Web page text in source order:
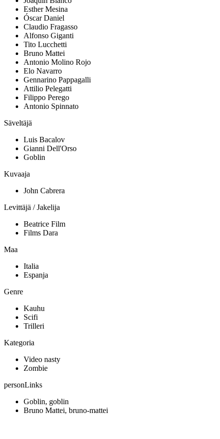
Esther Mesina
Óscar Daniel
Claudio Fragasso
Alfonso Giganti
Tito Lucchetti
Bruno Mattei
Antonio Molino Rojo
Elo Navarro
Gennarino Pappagalli
Attilio Pelegatti
Filippo Perego
Antonio Spinnato
Säveltäjä
Luis Bacalov
Gianni Dell'Orso
Goblin
Kuvaaja
John Cabrera
Levittäjä / Jakelija
Beatrice Film
Films Dara
Maa
Italia
Espanja
Genre
Kauhu
Scifi
Trilleri
Kategoria
Video nasty
Zombie
personLinks
Goblin, goblin
Bruno Mattei, bruno-mattei